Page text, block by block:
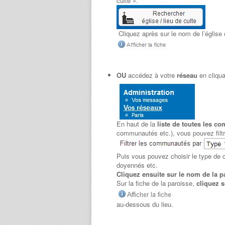
Cliquez après sur le nom de l’église
OU accédez à votre réseau en
En haut de la liste de toutes les
communautés etc.), vous pouvez
Puis vous pouvez choisir le type de
doyennés etc.
Cliquez ensuite sur le nom de la
Sur la fiche de la paroisse, cliquez
au-dessous du lieu.